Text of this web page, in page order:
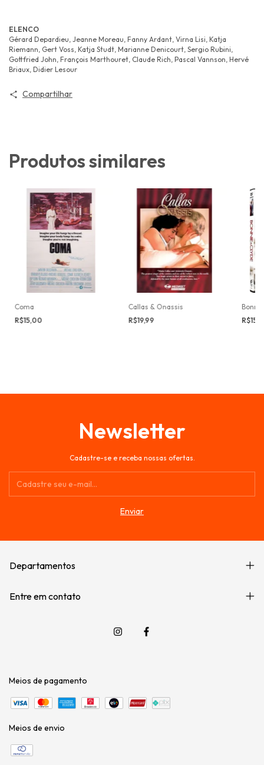
ELENCO
Gérard Depardieu, Jeanne Moreau, Fanny Ardant, Virna Lisi, Katja
Riemann, Gert Voss, Katja Studt, Marianne Denicourt, Sergio Rubini,
Gottfried John, François Marthouret, Claude Rich, Pascal Vannson, Hervé
Briaux, Didier Lesour
Compartilhar
Produtos similares
Coma
R$15,00
Callas & Onassis
R$19,99
Newsletter
Cadastre-se e receba nossas ofertas.
Departamentos
Entre em contato
Meios de pagamento
Meios de envio